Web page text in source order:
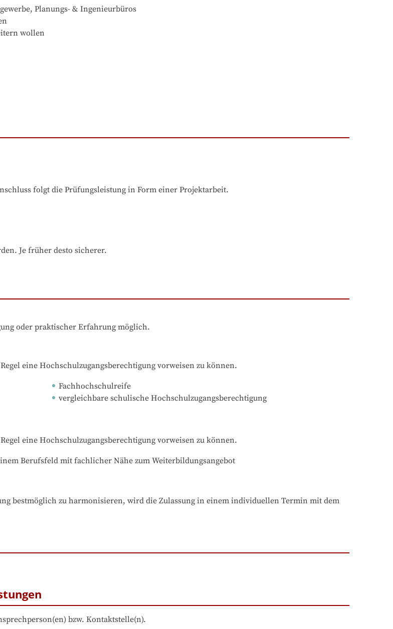
Planungs- & Ingenieurbüros
wollen
folgt die Prüfungsleistung in Form einer Projektarbeit.
Je früher desto sicherer.
oder praktischer Erfahrung möglich.
eine Hochschulzugangsberechtigung vorweisen zu können.
Fachhochschulreife
vergleichbare schulische Hochschulzugangsberechtigung
eine Hochschulzugangsberechtigung vorweisen zu können.
Berufsfeld mit fachlicher Nähe zum Weiterbildungsangebot
bestmöglich zu harmonisieren, wird die Zulassung in einem individuellen Termin mit dem
bzw. Kontaktstelle(n).